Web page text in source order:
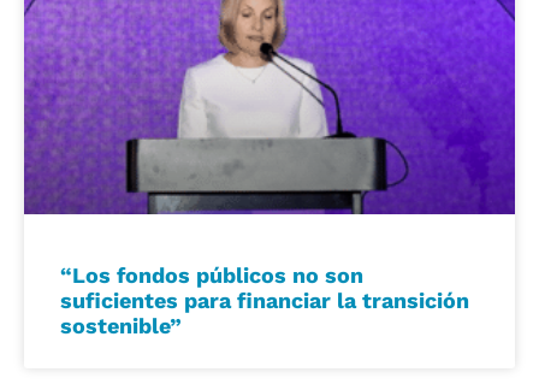
“Los fondos públicos no son
suficientes para financiar la transición
sostenible”